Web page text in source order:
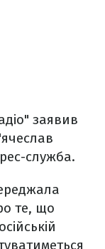
заявив
служба.
те, що